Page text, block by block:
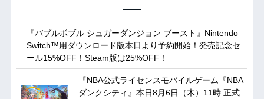
『バブルボブル シュガーダンジョン ブースト』Nintendo
Switch™用ダウンロード版本日より予約開始！発売記念セ
ール15%OFF！Steam版は25%OFF！
『NBA公式ライセンスモバイルゲーム『NBA
ダンクシティ』本日8月6日（木）11時 正式